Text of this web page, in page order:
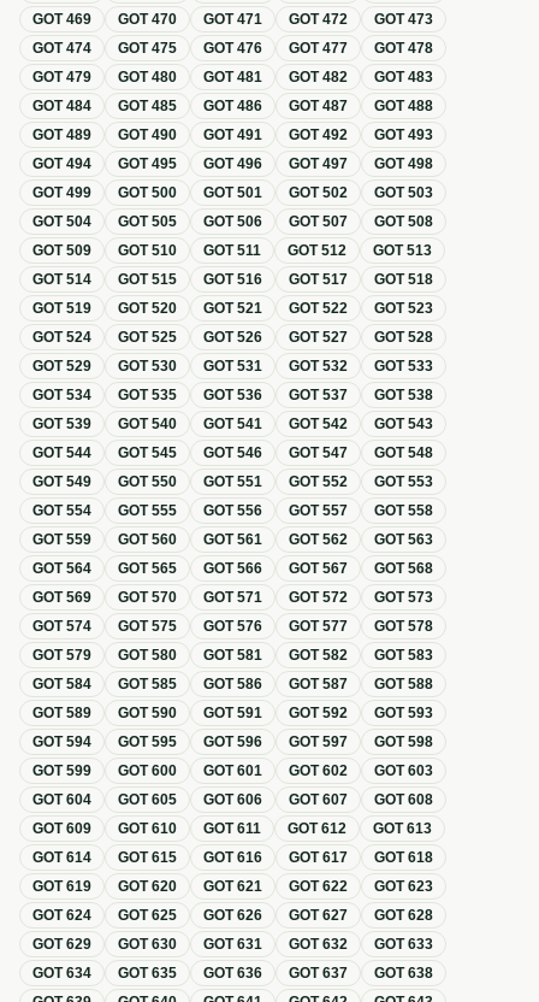
GOT469 GOT470 GOT471 GOT472 GOT473
GOT474 GOT475 GOT476 GOT477 GOT478
GOT479 GOT480 GOT481 GOT482 GOT483
GOT484 GOT485 GOT486 GOT487 GOT488
GOT489 GOT490 GOT491 GOT492 GOT493
GOT494 GOT495 GOT496 GOT497 GOT498
GOT499 GOT500 GOT501 GOT502 GOT503
GOT504 GOT505 GOT506 GOT507 GOT508
GOT509 GOT510 GOT511 GOT512 GOT513
GOT514 GOT515 GOT516 GOT517 GOT518
GOT519 GOT520 GOT521 GOT522 GOT523
GOT524 GOT525 GOT526 GOT527 GOT528
GOT529 GOT530 GOT531 GOT532 GOT533
GOT534 GOT535 GOT536 GOT537 GOT538
GOT539 GOT540 GOT541 GOT542 GOT543
GOT544 GOT545 GOT546 GOT547 GOT548
GOT549 GOT550 GOT551 GOT552 GOT553
GOT554 GOT555 GOT556 GOT557 GOT558
GOT559 GOT560 GOT561 GOT562 GOT563
GOT564 GOT565 GOT566 GOT567 GOT568
GOT569 GOT570 GOT571 GOT572 GOT573
GOT574 GOT575 GOT576 GOT577 GOT578
GOT579 GOT580 GOT581 GOT582 GOT583
GOT584 GOT585 GOT586 GOT587 GOT588
GOT589 GOT590 GOT591 GOT592 GOT593
GOT594 GOT595 GOT596 GOT597 GOT598
GOT599 GOT600 GOT601 GOT602 GOT603
GOT604 GOT605 GOT606 GOT607 GOT608
GOT609 GOT610 GOT611 GOT612 GOT613
GOT614 GOT615 GOT616 GOT617 GOT618
GOT619 GOT620 GOT621 GOT622 GOT623
GOT624 GOT625 GOT626 GOT627 GOT628
GOT629 GOT630 GOT631 GOT632 GOT633
GOT634 GOT635 GOT636 GOT637 GOT638